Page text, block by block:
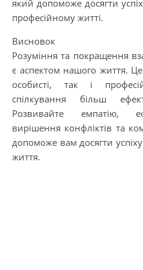
який допоможе досягти
професійному житті.
Висновок
Розуміння та покращення
є аспектом нашого життя.
особисті, так і
спілкування більш
Розвивайте емпатію,
вирішення конфліктів та
допоможе вам досягти
життя.